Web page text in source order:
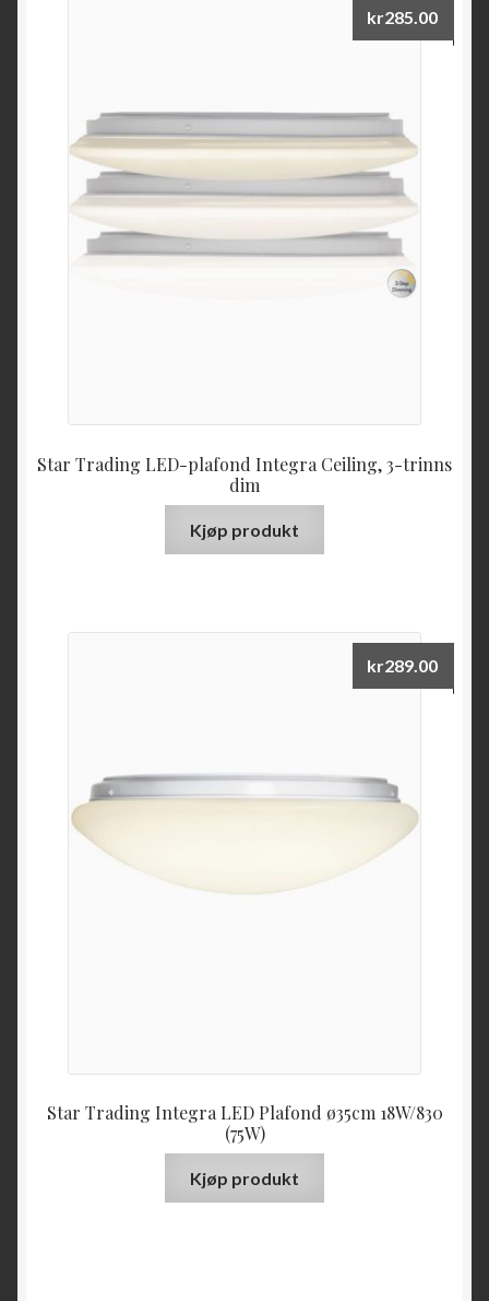
Star Trading LED-plafond Integra Ceiling, 3-trinns
dim
kr285.00
Kjøp produkt
Star Trading Integra LED Plafond ø35cm 18W/830
(75W)
kr289.00
Kjøp produkt